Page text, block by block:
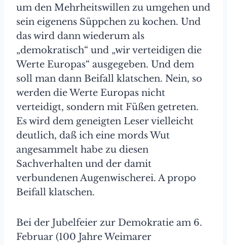
um den Mehrheitswillen zu umgehen und
sein eigenens Süppchen zu kochen. Und
das wird dann wiederum als
„demokratisch“ und „wir verteidigen die
Werte Europas“ ausgegeben. Und dem
soll man dann Beifall klatschen. Nein, so
werden die Werte Europas nicht
verteidigt, sondern mit Füßen getreten.
Es wird dem geneigten Leser vielleicht
deutlich, daß ich eine mords Wut
angesammelt habe zu diesen
Sachverhalten und der damit
verbundenen Augenwischerei. A propo
Beifall klatschen.
Bei der Jubelfeier zur Demokratie am 6.
Februar (100 Jahre Weimarer